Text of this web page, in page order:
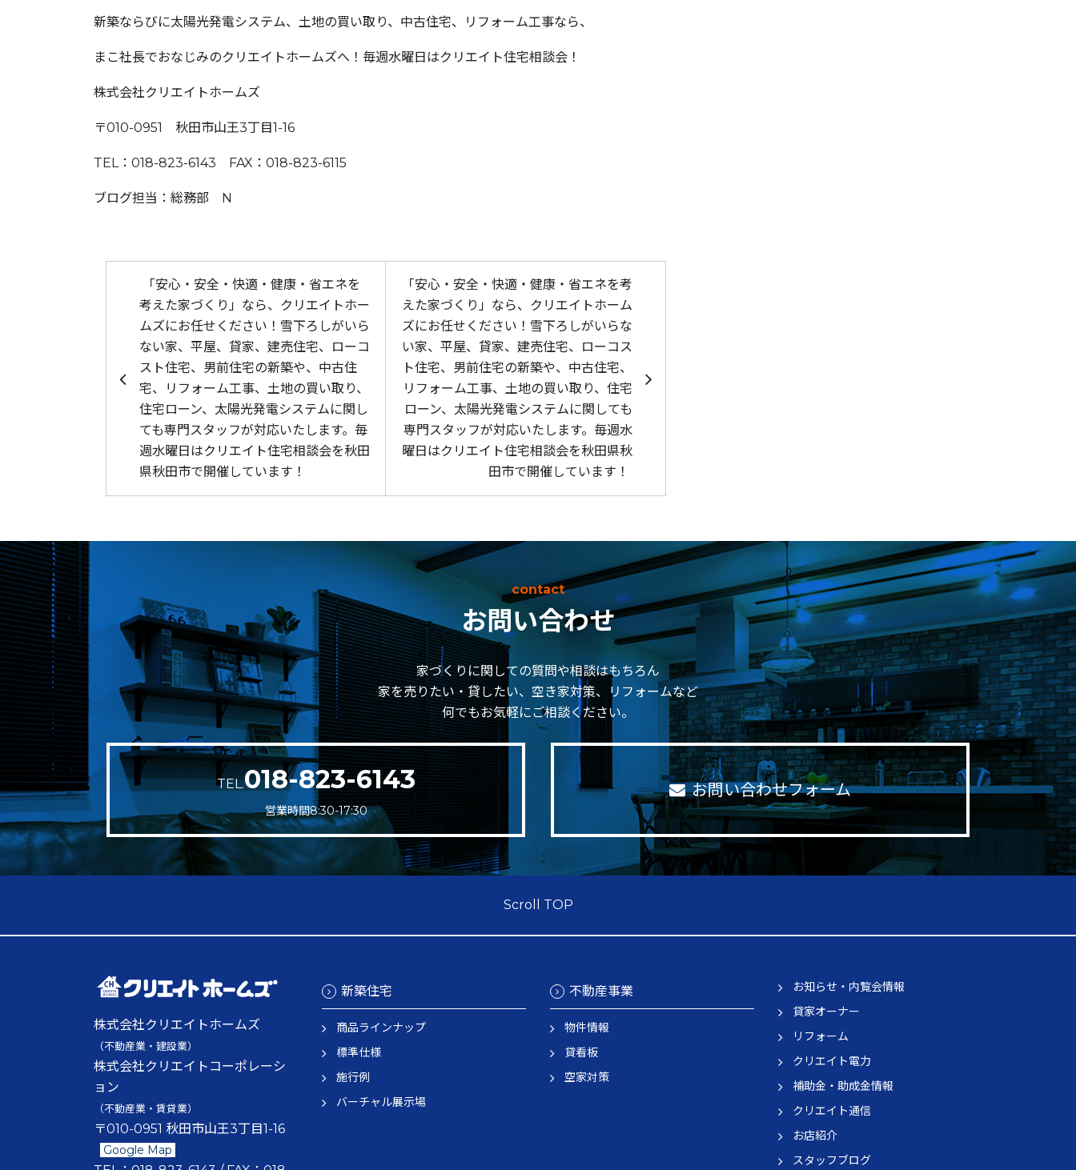
新築ならびに太陽光発電システム、土地の買い取り、中古住宅、リフォーム工事なら、
まこ社長でおなじみのクリエイトホームズへ！毎週水曜日はクリエイト住宅相談会！
株式会社クリエイトホームズ
〒010-0951 秋田市山王3丁目1-16
TEL：018-823-6143 FAX：018-823-6115
ブログ担当：総務部 N
投稿ナビゲーション
「安心・安全・快適・健康・省エネを
考えた家づくり」なら、クリエイトホー
ムズにお任せください！雪下ろしがいら
ない家、平屋、貸家、建売住宅、ローコ
スト住宅、男前住宅の新築や、中古住
宅、リフォーム工事、土地の買い取り、
住宅ローン、太陽光発電システムに関し
ても専門スタッフが対応いたします。毎
週水曜日はクリエイト住宅相談会を秋田
県秋田市で開催しています！
「安心・安全・快適・健康・省エネを考
えた家づくり」なら、クリエイトホーム
ズにお任せください！雪下ろしがいらな
い家、平屋、貸家、建売住宅、ローコス
ト住宅、男前住宅の新築や、中古住宅、
リフォーム工事、土地の買い取り、住宅
ローン、太陽光発電システムに関しても
専門スタッフが対応いたします。毎週水
曜日はクリエイト住宅相談会を秋田県秋
田市で開催しています！
contact
お問い合わせ
家づくりに関しての質問や相談はもちろん
家を売りたい・貸したい、空き家対策、リフォームなど
何でもお気軽にご相談ください。
TEL.018-823-6143
営業時間8:30-17:30
お問い合わせフォーム
Scroll TOP
株式会社クリエイトホームズ
（不動産業・建設業）
株式会社クリエイトコーポレーシ
ョン
（不動産業・賃貸業）
〒010-0951 秋田市山王3丁目1-16
Google Map
新築住宅
商品ラインナップ
標準仕様
施行例
バーチャル展示場
不動産事業
物件情報
貸看板
空家対策
お知らせ・内覧会情報
貸家オーナー
リフォーム
クリエイト電力
補助金・助成金情報
クリエイト通信
お店紹介
スタッフブログ